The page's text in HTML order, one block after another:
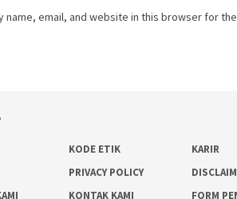
name, email, and website in this browser for
KODE ETIK
KARIR
PRIVACY POLICY
KONTAK KAMI FORM